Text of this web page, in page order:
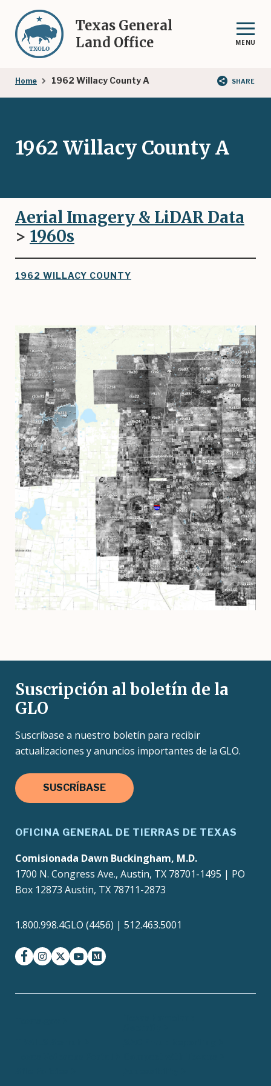
main
content
Texas General
Land Office
MENU
Breadcrumb
Home 1962 Willacy County A SHARE
1962 Willacy County A
Aerial Imagery & LiDAR Data
> 1960s
1962 WILLACY COUNTY
Suscripción al boletín de la
GLO
Suscríbase a nuestro boletín para recibir
actualizaciones y anuncios importantes de la GLO.
SUSCRÍBASE
OFICINA GENERAL DE TIERRAS DE TEXAS
Comisionada Dawn Buckingham, M.D.
1700 N. Congress Ave., Austin, TX 78701-1495 | PO
Box 12873 Austin, TX 78711-2873
1.800.998.4GLO (4456) | 512.463.5001
facebookinstagram
twitter-xyoutubemedium